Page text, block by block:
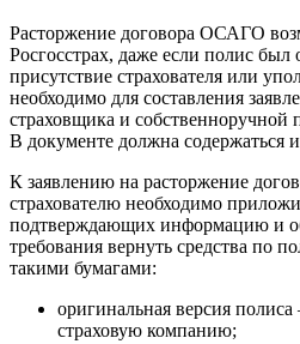
Расторжение договора ОСАГО
Росгосстрах, даже если полис
присутствие страхователя или
необходимо для составления
страховщика и собственноручной
В документе должна содержаться
К заявлению на расторжение
страхователю необходимо
подтверждающих информацию и
требования вернуть средства по
такими бумагами:
оригинальная версия
страховую компанию;